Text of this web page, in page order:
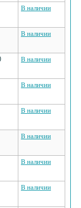
В наличии
В наличии
В наличии
В наличии
В наличии
В наличии
В наличии
В наличии